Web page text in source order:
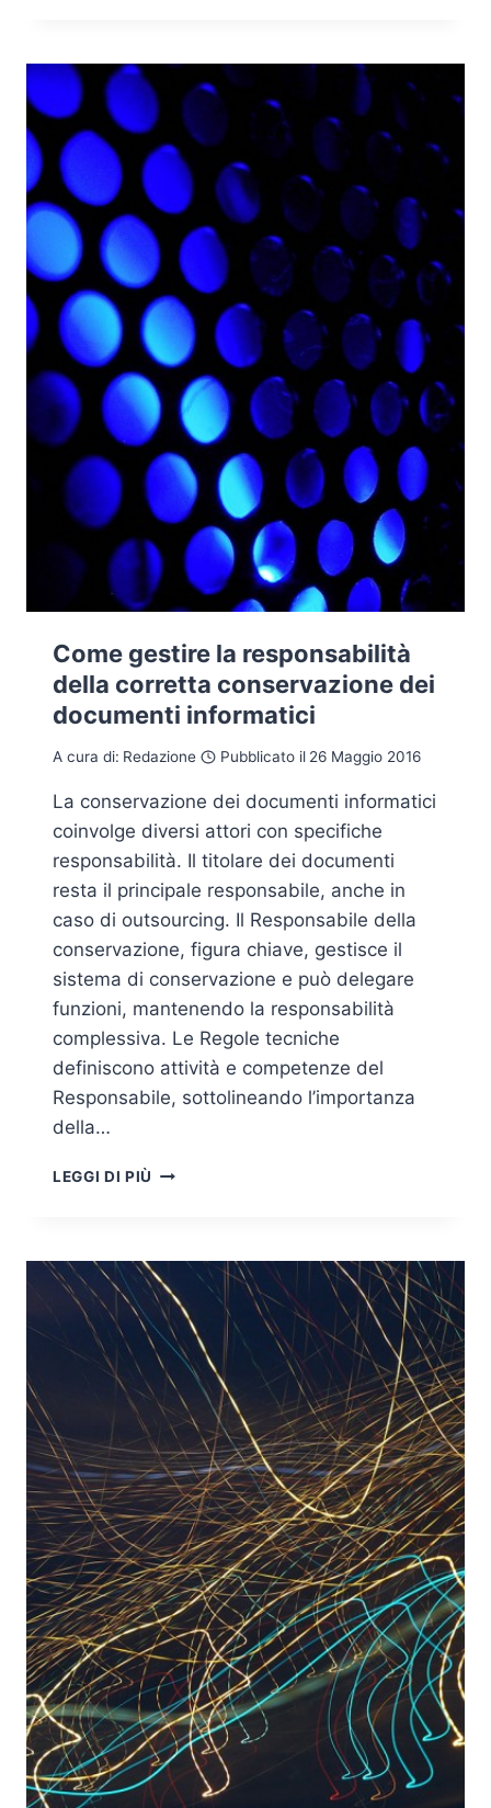
BACA:
SICUREZZA,
E
DI
TUTTO
QUELLO
CHE
NON
C’È
NELL’ORDINANZA
DEL
GIUDICE
FEDERALE
DI
LOS
ANGELES
Come gestire la responsabilità
della corretta conservazione dei
documenti informatici
A cura di: Redazione Pubblicato il 26 Maggio 2016
La conservazione dei documenti informatici
coinvolge diversi attori con specifiche
responsabilità. Il titolare dei documenti
resta il principale responsabile, anche in
caso di outsourcing. Il Responsabile della
conservazione, figura chiave, gestisce il
sistema di conservazione e può delegare
funzioni, mantenendo la responsabilità
complessiva. Le Regole tecniche
definiscono attività e competenze del
Responsabile, sottolineando l’importanza
della…
LEGGI DI PIÙ COME
DELLA
CORRETTA
CONSERVAZIONE
DEI
DOCUMENTI
INFORMATICI